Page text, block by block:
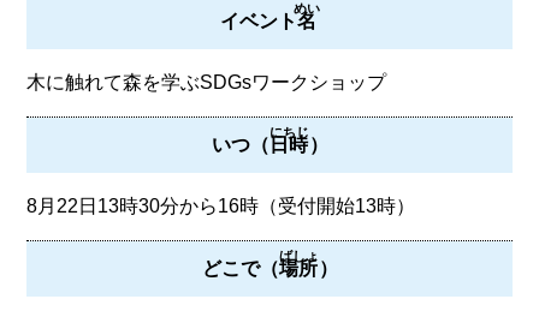
イベント名
めい
木に触れて森を学ぶSDGsワークショップ
いつ（日時
にちじ
）
8月22日13時30分から16時（受付開始13時）
どこで（場所
ばしょ
）